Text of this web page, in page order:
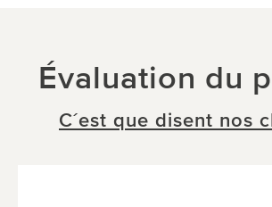
Évaluation du
C´est que disent nos